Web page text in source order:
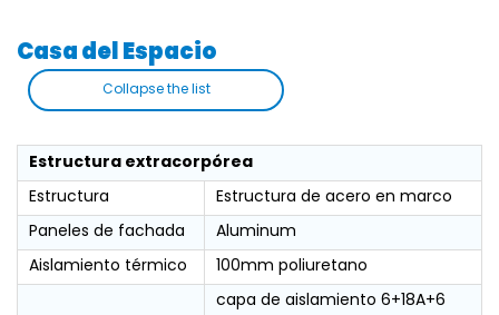
Casa del Espacio
Estructura extracorpórea
Estructura
Estructura de acero en marco
Paneles de fachada
Aluminum
Aislamiento térmico
100mm poliuretano
capa de aislamiento 6+18A+6